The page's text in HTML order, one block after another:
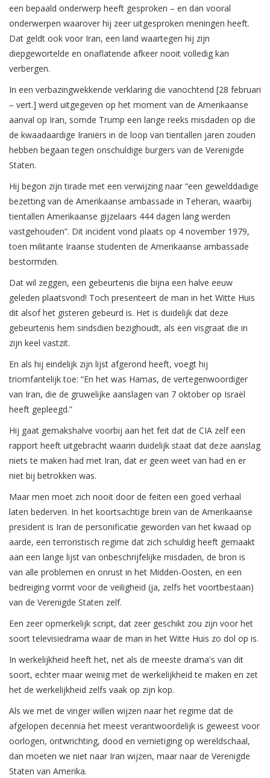
een bepaald onderwerp heeft gesproken – en dan vooral
onderwerpen waarover hij zeer uitgesproken meningen heeft.
Dat geldt ook voor Iran, een land waartegen hij zijn
diepgewortelde en onaflatende afkeer nooit volledig kan
verbergen.
In een verbazingwekkende verklaring die vanochtend [28 februari
– vert.] werd uitgegeven op het moment van de Amerikaanse
aanval op Iran, somde Trump een lange reeks misdaden op die
de kwaadaardige Iraniërs in de loop van tientallen jaren zouden
hebben begaan tegen onschuldige burgers van de Verenigde
Staten.
Hij begon zijn tirade met een verwijzing naar “een gewelddadige
bezetting van de Amerikaanse ambassade in Teheran, waarbij
tientallen Amerikaanse gijzelaars 444 dagen lang werden
vastgehouden”. Dit incident vond plaats op 4 november 1979,
toen militante Iraanse studenten de Amerikaanse ambassade
bestormden.
Dat wil zeggen, een gebeurtenis die bijna een halve eeuw
geleden plaatsvond! Toch presenteert de man in het Witte Huis
dit alsof het gisteren gebeurd is. Het is duidelijk dat deze
gebeurtenis hem sindsdien bezighoudt, als een visgraat die in
zijn keel vastzit.
En als hij eindelijk zijn lijst afgerond heeft, voegt hij
triomfantelijk toe: “En het was Hamas, de vertegenwoordiger
van Iran, die de gruwelijke aanslagen van 7 oktober op Israël
heeft gepleegd.”
Hij gaat gemakshalve voorbij aan het feit dat de CIA zelf een
rapport heeft uitgebracht waarin duidelijk staat dat deze aanslag
niets te maken had met Iran, dat er geen weet van had en er
niet bij betrokken was.
Maar men moet zich nooit door de feiten een goed verhaal
laten bederven. In het koortsachtige brein van de Amerikaanse
president is Iran de personificatie geworden van het kwaad op
aarde, een terroristisch regime dat zich schuldig heeft gemaakt
aan een lange lijst van onbeschrijfelijke misdaden, de bron is
van alle problemen en onrust in het Midden-Oosten, en een
bedreiging vormt voor de veiligheid (ja, zelfs het voortbestaan)
van de Verenigde Staten zelf.
Een zeer opmerkelijk script, dat zeer geschikt zou zijn voor het
soort televisiedrama waar de man in het Witte Huis zo dol op is.
In werkelijkheid heeft het, net als de meeste drama's van dit
soort, echter maar weinig met de werkelijkheid te maken en zet
het de werkelijkheid zelfs vaak op zijn kop.
Als we met de vinger willen wijzen naar het regime dat de
afgelopen decennia het meest verantwoordelijk is geweest voor
oorlogen, ontwrichting, dood en vernietiging op wereldschaal,
dan moeten we niet naar Iran wijzen, maar naar de Verenigde
Staten van Amerika.